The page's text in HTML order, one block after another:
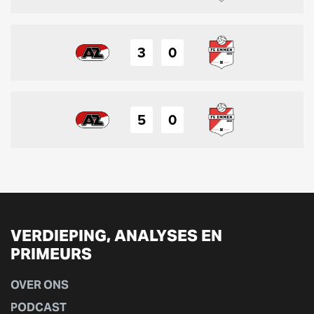
3 0
5 0
VERDIEPING, ANALYSES EN
PRIMEURS
OVER ONS
PODCAST